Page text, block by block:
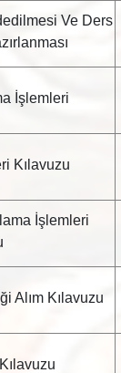
Ve Ders
İşlemleri
Kılavuzu
İşlemleri
Alım Kılavuzu